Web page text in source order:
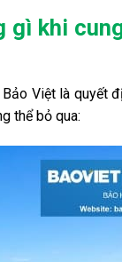
khi
Việt là quyết
thể bỏ qua: